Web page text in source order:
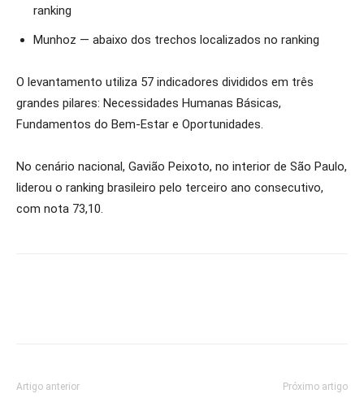
ranking
Munhoz — abaixo dos trechos localizados no ranking
O levantamento utiliza 57 indicadores divididos em três
grandes pilares: Necessidades Humanas Básicas,
Fundamentos do Bem-Estar e Oportunidades.
No cenário nacional, Gavião Peixoto, no interior de São Paulo,
liderou o ranking brasileiro pelo terceiro ano consecutivo,
com nota 73,10.
Artigo anterior Próximo artigo